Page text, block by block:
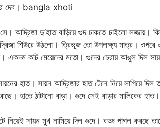
দেব। bangla xhoti
সে। আদ্রিজা দু’হাত বাড়িয়ে গুদ ঢাকতে চাইলো
শিউরে উঠলো। ত্রিভূজ তো উপলক্ষ্য মাত্র। ওপরে
একদম কচি মেয়েদের মতো। গুদের চেরায় আঙুল দিল
হাত। সায়ন আদ্রিজার হাত টেনে নিয়ে লাগিয়ে দিল
হাতে ঠাটানো বাড়া। গুদে সেই বাড়ার মালিকের
সায়ন মুখ নামিয়ে দিল গুদে। বড্ড পাগল করছে